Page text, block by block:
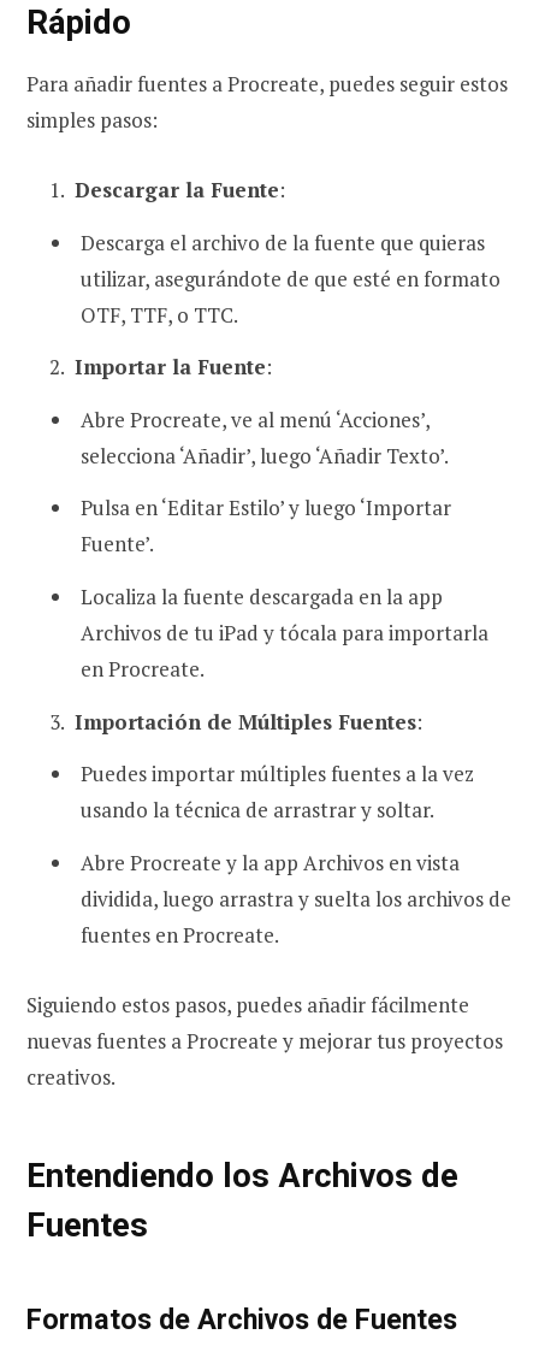
Rápido
Para añadir fuentes a Procreate, puedes seguir estos
simples pasos:
Descargar la Fuente:
Descarga el archivo de la fuente que quieras
utilizar, asegurándote de que esté en formato
OTF, TTF, o TTC.
Importar la Fuente:
Abre Procreate, ve al menú ‘Acciones’,
selecciona ‘Añadir’, luego ‘Añadir Texto’.
Pulsa en ‘Editar Estilo’ y luego ‘Importar
Fuente’.
Localiza la fuente descargada en la app
Archivos de tu iPad y tócala para importarla
en Procreate.
Importación de Múltiples Fuentes:
Puedes importar múltiples fuentes a la vez
usando la técnica de arrastrar y soltar.
Abre Procreate y la app Archivos en vista
dividida, luego arrastra y suelta los archivos de
fuentes en Procreate.
Siguiendo estos pasos, puedes añadir fácilmente
nuevas fuentes a Procreate y mejorar tus proyectos
creativos.
Entendiendo los Archivos de
Fuentes
Formatos de Archivos de Fuentes